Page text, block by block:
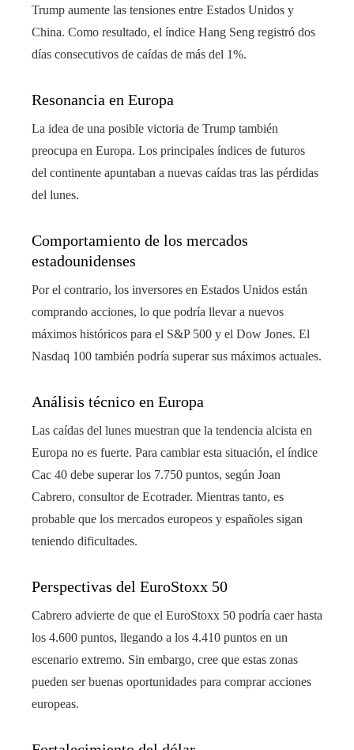
Trump aumente las tensiones entre Estados Unidos y
China. Como resultado, el índice Hang Seng registró dos
días consecutivos de caídas de más del 1%.
Resonancia en Europa
La idea de una posible victoria de Trump también
preocupa en Europa. Los principales índices de futuros
del continente apuntaban a nuevas caídas tras las pérdidas
del lunes.
Comportamiento de los mercados
estadounidenses
Por el contrario, los inversores en Estados Unidos están
comprando acciones, lo que podría llevar a nuevos
máximos históricos para el S&P 500 y el Dow Jones. El
Nasdaq 100 también podría superar sus máximos actuales.
Análisis técnico en Europa
Las caídas del lunes muestran que la tendencia alcista en
Europa no es fuerte. Para cambiar esta situación, el índice
Cac 40 debe superar los 7.750 puntos, según Joan
Cabrero, consultor de Ecotrader. Mientras tanto, es
probable que los mercados europeos y españoles sigan
teniendo dificultades.
Perspectivas del EuroStoxx 50
Cabrero advierte de que el EuroStoxx 50 podría caer hasta
los 4.600 puntos, llegando a los 4.410 puntos en un
escenario extremo. Sin embargo, cree que estas zonas
pueden ser buenas oportunidades para comprar acciones
europeas.